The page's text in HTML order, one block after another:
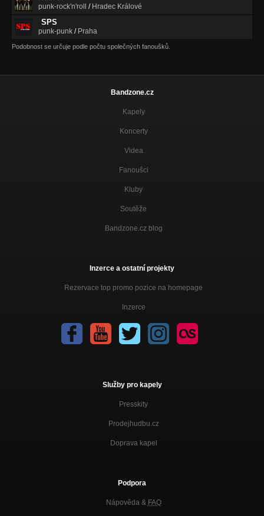
punk-rock'n'roll / Hradec Králové
SPS
punk-punk / Praha
Podobnost se určuje podle počtu společných fanoušků.
Bandzone.cz
Kapely
Koncerty
Videa
Fanoušci
Kluby
Soutěže
Bandzone.cz blog
Inzerce a ostatní projekty
Rezervace top promo pozice na homepage
Inzerce
Služby pro kapely
Presskity
Prodejhudbu.cz
Doprava kapel
Podpora
Nápověda & FAQ